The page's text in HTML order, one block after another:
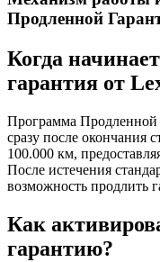
Продленной
Когда
гарантия от
Программа Продленной
сразу после окончания
100.000 км,
После истечения
возможность продлить
Как
гарантию?